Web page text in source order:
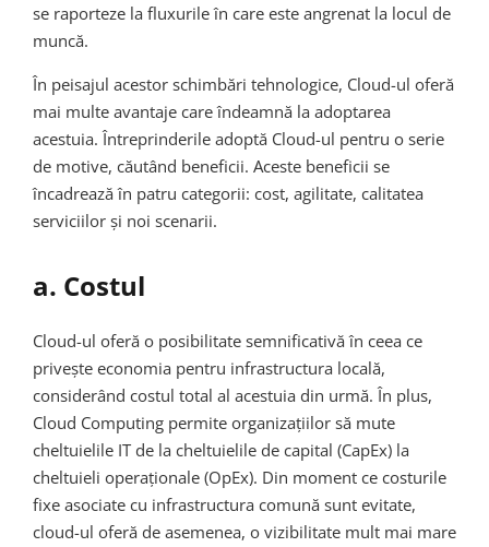
se raporteze la fluxurile în care este angrenat la locul de
muncă.
În peisajul acestor schimbări tehnologice, Cloud-ul oferă
mai multe avantaje care îndeamnă la adoptarea
acestuia. Întreprinderile adoptă Cloud-ul pentru o serie
de motive, căutând beneficii. Aceste beneficii se
încadrează în patru categorii: cost, agilitate, calitatea
serviciilor și noi scenarii.
a. Costul
Cloud-ul oferă o posibilitate semnificativă în ceea ce
privește economia pentru infrastructura locală,
considerând costul total al acestuia din urmă. În plus,
Cloud Computing permite organizațiilor să mute
cheltuielile IT de la cheltuielile de capital (CapEx) la
cheltuieli operaționale (OpEx). Din moment ce costurile
fixe asociate cu infrastructura comună sunt evitate,
cloud-ul oferă de asemenea, o vizibilitate mult mai mare